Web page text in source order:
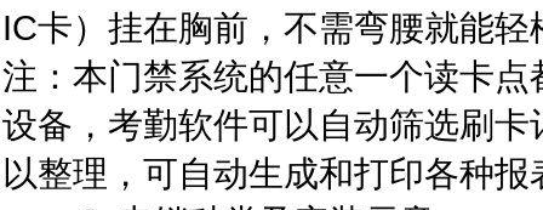
IC卡）挂在胸前，不需弯腰就能轻
注：本门禁系统的任意一个读卡
设备，考勤软件可以自动筛选刷
以整理，可自动生成和打印各种